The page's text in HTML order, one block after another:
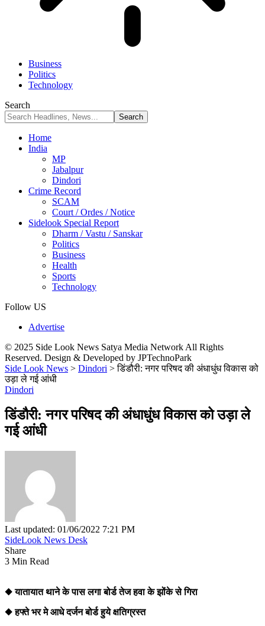
Business
Politics
Technology
Search
Home
India
MP
Jabalpur
Dindori
Crime Record
SCAM
Court / Ordes / Notice
Sidelook Special Report
Dharm / Vastu / Sanskar
Politics
Business
Health
Sports
Technology
Follow US
Advertise
© 2025 Side Look News Satya Media Network All Rights
Reserved. Design & Developed by JPTechnoPark
Side Look News > Dindori >डिंडौरी: नगर परिषद की अंधाधुंध विकास को
उड़ा ले गई आंधी
Dindori
डिंडौरी: नगर परिषद की अंधाधुंध विकास को उड़ा ले
गई आंधी
Last updated: 01/06/2022 7:21 PM
SideLook News Desk
Share
3 Min Read
◆ यातायात थाने के पास लगा बोर्ड तेज हवा के झोंके से गिरा
◆ हफ्ते भर मे आधे दर्जन बोर्ड हुये क्षतिग्रस्त